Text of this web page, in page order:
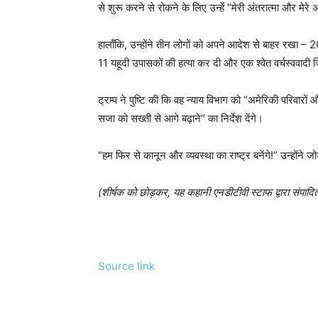
से शुरू करने से रोकने के लिए उन्हें “मेरी अंतरात्मा और मेरे
हालाँकि, उन्होंने तीन लोगों को अपने आदेश से बाहर रखा
11 यहूदी उपासकों की हत्या कर दी और एक श्वेत
ट्रम्प ने पुष्टि की कि वह न्याय विभाग को “अमेरिकी
सजा को सख्ती से आगे बढ़ाने” का निर्देश देंगे।
“हम फिर से कानून और व्यवस्था का राष्ट्र बनेंगे!” उन्होंने
(शीर्षक को छोड़कर, यह कहानी एनडीटीवी स्टाफ द्वारा
Source link